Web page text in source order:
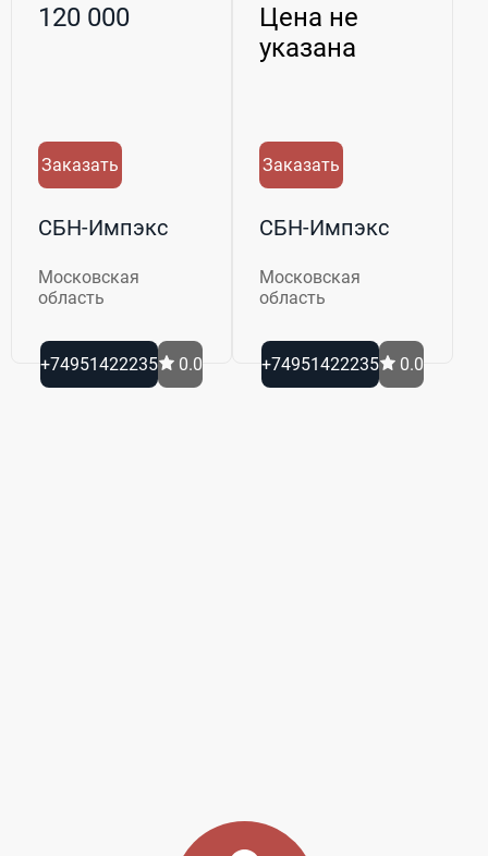
120 000
Заказать
СБН-Импэкс
Московская
область
+74951422235 0.0
флако...
Цена не
указана
Заказать
СБН-Импэкс
Московская
область
+74951422235 0.0